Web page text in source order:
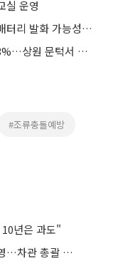
실 운영
사조위, 김해공항 에어부산 사고 보조배터리 발화 가능성 무게
美 클래리티 법안 연내 통과 가능성 13%…상원 문턱서 제동
#조류충돌예방
년은 과도"
농식품부, 폭염·가뭄 특별관리기간 운영…차관 총괄 대응체계 격상